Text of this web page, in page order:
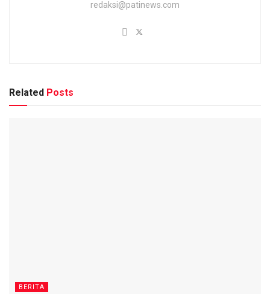
redaksi@patinews.com
Related Posts
BERITA